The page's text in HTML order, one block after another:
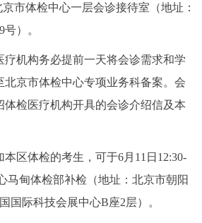
法人服务 部门服务
阳光政务
我要咨询 我要建议
在线访谈 图说互动
京市体检中心一层会诊接待室（地址：
）。
机构务必提前一天将会诊需求和学
北京市体检中心专项业务科备案。会
体检医疗机构开具的会诊介绍信及本
体检的考生，可于6月11日12:30-
马甸体检部补检（地址：北京市朝阳
国际科技会展中心B座2层）。